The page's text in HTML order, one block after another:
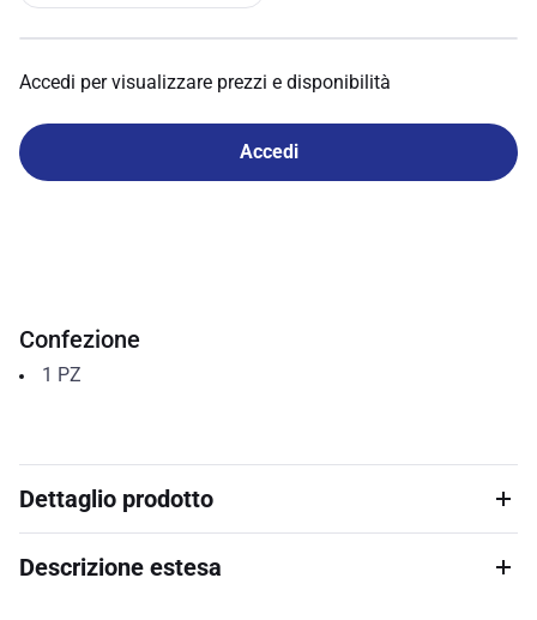
Accedi per visualizzare prezzi e disponibilità
Accedi
Confezione
1 PZ
Dettaglio prodotto
Descrizione estesa